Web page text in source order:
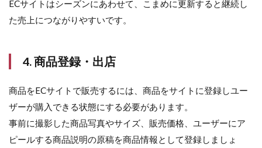
の
は
人?
地道
な作
業が
得意
ECサイトはシーズンにあわせて、こまめに更新すると継続し
た売上につながりやすいです。
4. 商品登録・出店
商品をECサイトで販売するには、商品をサイトに登録しユー
ザーが購入できる状態にする必要があります。
事前に撮影した商品写真やサイズ、販売価格、ユーザーにア
ピールする商品説明の原稿を商品情報として登録しましょ